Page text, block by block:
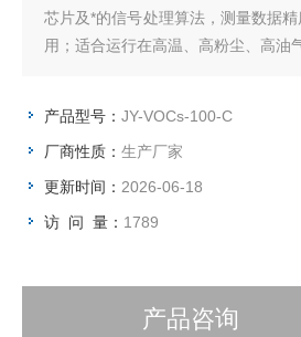
芯片及*的信号处理算法，测量数据
用；适合运行在高温、高粉尘、高油
产品型号： JY-VOCs-100-C
厂商性质： 生产厂家
更新时间： 2026-06-18
访 问 量： 1789
产品咨询